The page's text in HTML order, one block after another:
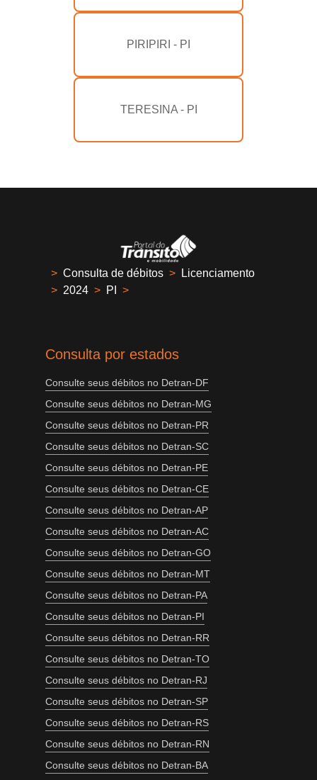
PIRIPIRI - PI
TERESINA - PI
> Consulta de débitos > Licenciamento
> 2024 > PI >
Consulta por estados
Consulte seus débitos no Detran-DF
Consulte seus débitos no Detran-MG
Consulte seus débitos no Detran-PR
Consulte seus débitos no Detran-SC
Consulte seus débitos no Detran-PE
Consulte seus débitos no Detran-CE
Consulte seus débitos no Detran-AP
Consulte seus débitos no Detran-AC
Consulte seus débitos no Detran-GO
Consulte seus débitos no Detran-MT
Consulte seus débitos no Detran-PA
Consulte seus débitos no Detran-PI
Consulte seus débitos no Detran-RR
Consulte seus débitos no Detran-TO
Consulte seus débitos no Detran-RJ
Consulte seus débitos no Detran-SP
Consulte seus débitos no Detran-RS
Consulte seus débitos no Detran-RN
Consulte seus débitos no Detran-BA